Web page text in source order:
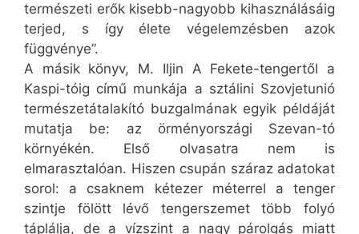
természeti erők kisebb-nagyobb kihasználásáig
terjed, s így élete végelemzésben azok
függvénye”.
A másik könyv, M. Iljin A Fekete-tengertől a
Kaspi-tóig című munkája a sztálini Szovjetunió
természetátalakító buzgalmának egyik példáját
mutatja be: az örményországi Szevan-tó
környékén. Első olvasatra nem is
elmarasztalóan. Hiszen csupán száraz adatokat
sorol: a csaknem kétezer méterrel a tenger
szintje fölött lévő tengerszemet több folyó
táplálja, de a vízszint a nagy párolgás miatt